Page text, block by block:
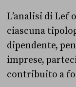
L’analisi di Lef
ciascuna
dipendente,
imprese,
contribuito a